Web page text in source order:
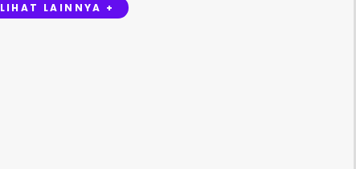
LIHAT LAINNYA +